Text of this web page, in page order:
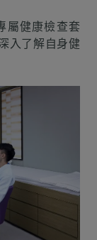
屬健康檢查套
入了解自身健